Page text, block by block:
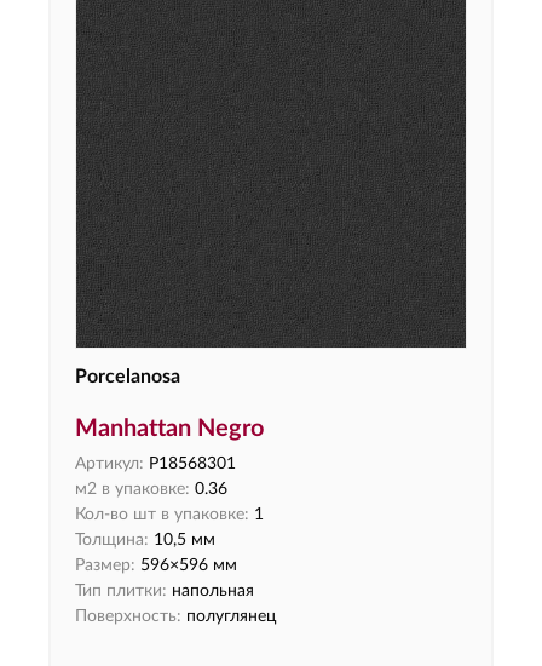
Porcelanosa
Manhattan Negro
Артикул: P18568301
м2 в упаковке: 0.36
Кол-во шт в упаковке: 1
Толщина: 10,5 мм
Размер: 596×596 мм
Тип плитки: напольная
Поверхность: полуглянец